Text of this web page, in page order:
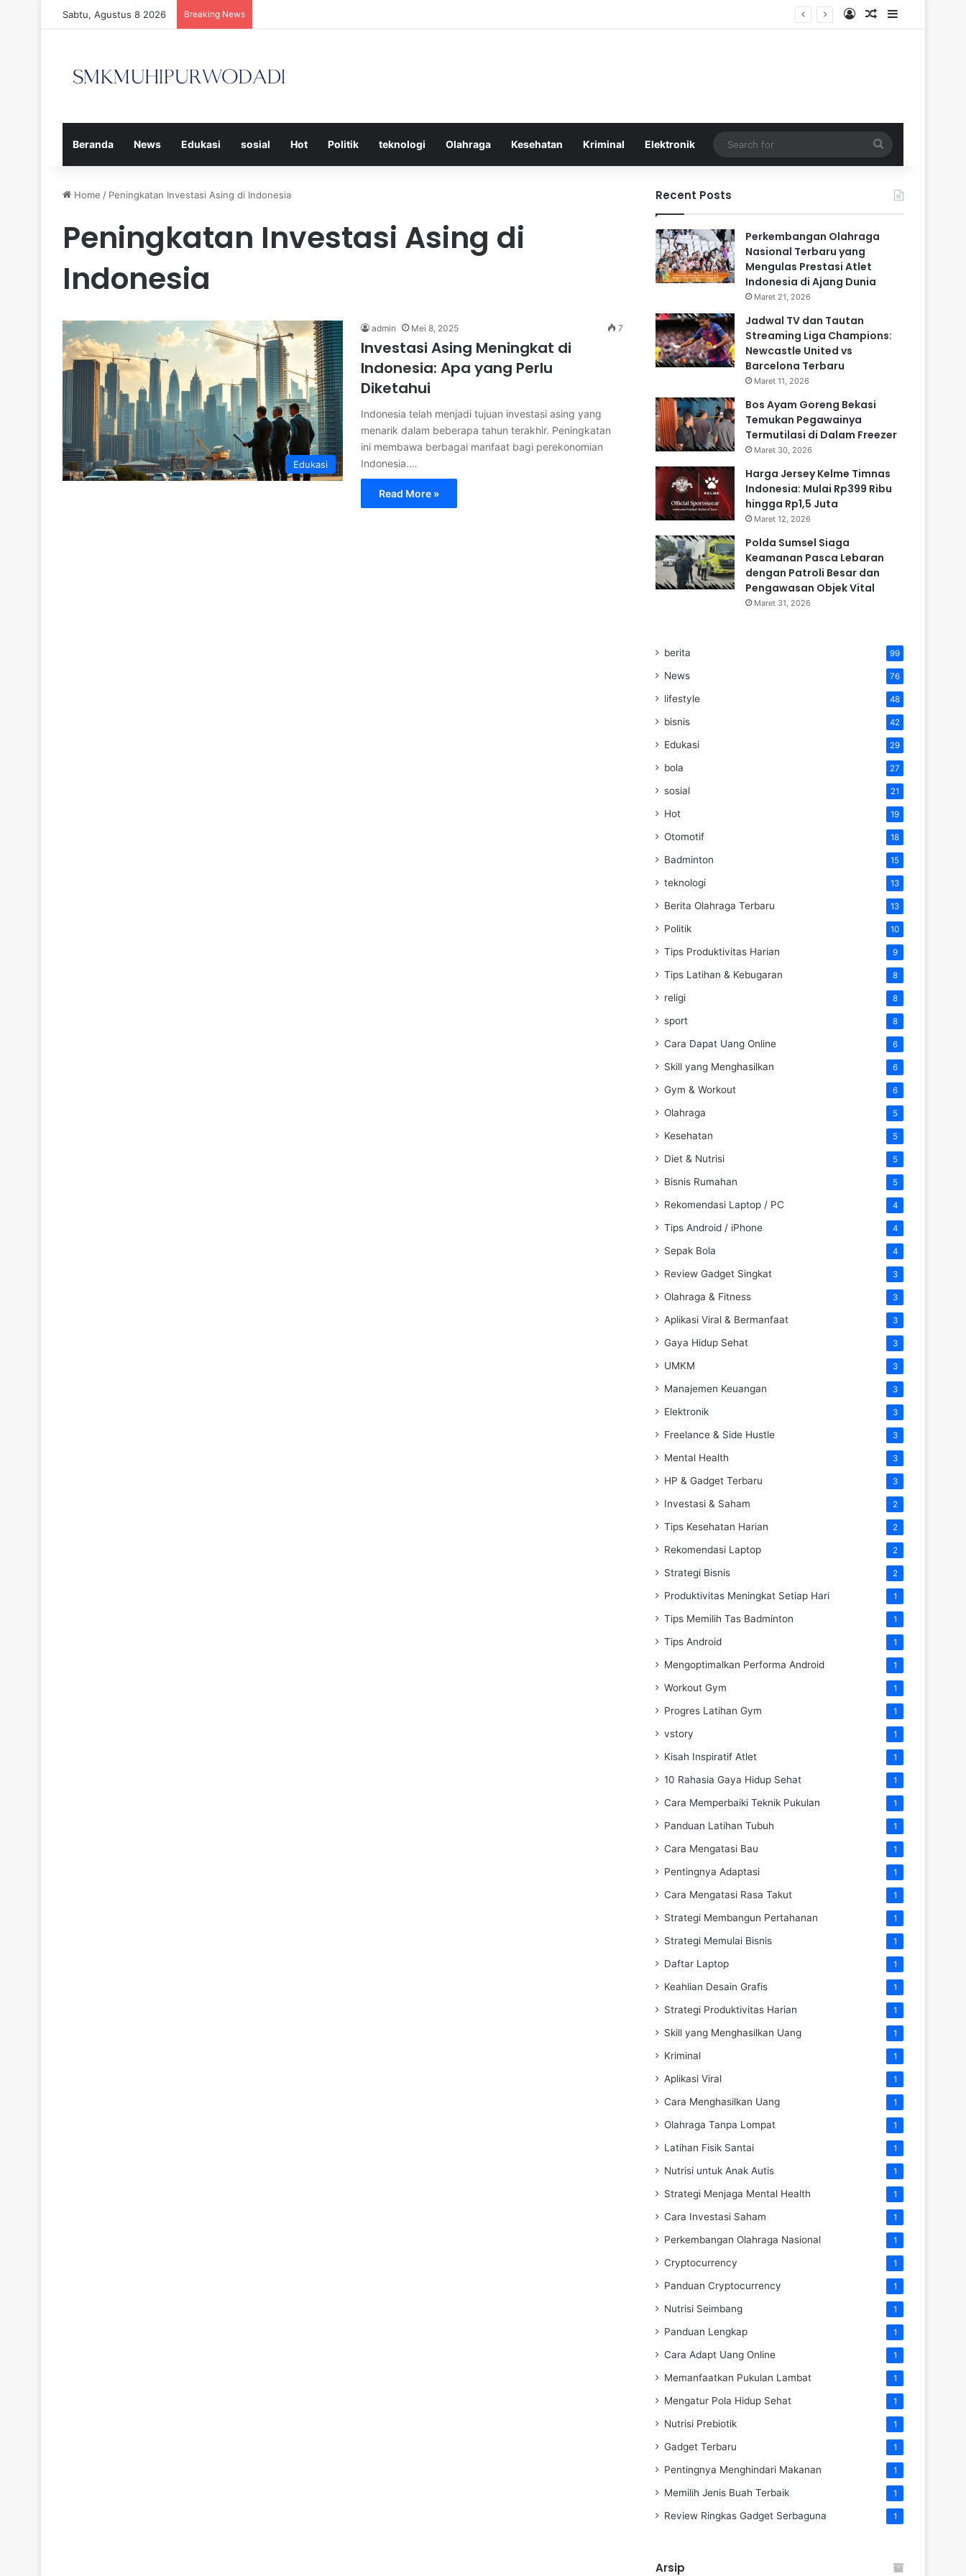
Sabtu, Agustus 8 2026 Breaking News Log InRandom Article
Sidebar
Beranda News Edukasi sosial Hot Politik teknologi Olahraga Kesehatan Kriminal Elektronik
for
Home / Peningkatan Investasi Asing di Indonesia
Peningkatan Investasi Asing di
Indonesia
Edukasi
admin Mei 8, 2025 7
Investasi Asing Meningkat di
Indonesia: Apa yang Perlu
Diketahui
Indonesia telah menjadi tujuan investasi asing yang
menarik dalam beberapa tahun terakhir. Peningkatan
ini membawa berbagai manfaat bagi perekonomian
Indonesia.…
Read More »
Recent Posts
Perkembangan Olahraga
Nasional Terbaru yang
Mengulas Prestasi Atlet
Indonesia di Ajang Dunia
Maret 21, 2026
Jadwal TV dan Tautan
Streaming Liga Champions:
Newcastle United vs
Barcelona Terbaru
Maret 11, 2026
Bos Ayam Goreng Bekasi
Temukan Pegawainya
Termutilasi di Dalam Freezer
Maret 30, 2026
Harga Jersey Kelme Timnas
Indonesia: Mulai Rp399 Ribu
hingga Rp1,5 Juta
Maret 12, 2026
Polda Sumsel Siaga
Keamanan Pasca Lebaran
dengan Patroli Besar dan
Pengawasan Objek Vital
Maret 31, 2026
berita 99
News 76
lifestyle 48
bisnis 42
Edukasi 29
bola 27
sosial 21
Hot 19
Otomotif 18
Badminton 15
teknologi 13
Berita Olahraga Terbaru 13
Politik 10
Tips Produktivitas Harian 9
Tips Latihan & Kebugaran 8
religi 8
sport 8
Cara Dapat Uang Online 6
Skill yang Menghasilkan 6
Gym & Workout 6
Olahraga 5
Kesehatan 5
Diet & Nutrisi 5
Bisnis Rumahan 5
Rekomendasi Laptop / PC 4
Tips Android / iPhone 4
Sepak Bola 4
Review Gadget Singkat 3
Olahraga & Fitness 3
Aplikasi Viral & Bermanfaat 3
Gaya Hidup Sehat 3
UMKM 3
Manajemen Keuangan 3
Elektronik 3
Freelance & Side Hustle 3
Mental Health 3
HP & Gadget Terbaru 3
Investasi & Saham 2
Tips Kesehatan Harian 2
Rekomendasi Laptop 2
Strategi Bisnis 2
Produktivitas Meningkat Setiap Hari 1
Tips Memilih Tas Badminton 1
Tips Android 1
Mengoptimalkan Performa Android 1
Workout Gym 1
Progres Latihan Gym 1
vstory 1
Kisah Inspiratif Atlet 1
10 Rahasia Gaya Hidup Sehat 1
Cara Memperbaiki Teknik Pukulan 1
Panduan Latihan Tubuh 1
Cara Mengatasi Bau 1
Pentingnya Adaptasi 1
Cara Mengatasi Rasa Takut 1
Strategi Membangun Pertahanan 1
Strategi Memulai Bisnis 1
Daftar Laptop 1
Keahlian Desain Grafis 1
Strategi Produktivitas Harian 1
Skill yang Menghasilkan Uang 1
Kriminal 1
Aplikasi Viral 1
Cara Menghasilkan Uang 1
Olahraga Tanpa Lompat 1
Latihan Fisik Santai 1
Nutrisi untuk Anak Autis 1
Strategi Menjaga Mental Health 1
Cara Investasi Saham 1
Perkembangan Olahraga Nasional 1
Cryptocurrency 1
Panduan Cryptocurrency 1
Nutrisi Seimbang 1
Panduan Lengkap 1
Cara Adapt Uang Online 1
Memanfaatkan Pukulan Lambat 1
Mengatur Pola Hidup Sehat 1
Nutrisi Prebiotik 1
Gadget Terbaru 1
Pentingnya Menghindari Makanan 1
Memilih Jenis Buah Terbaik 1
Review Ringkas Gadget Serbaguna 1
Arsip